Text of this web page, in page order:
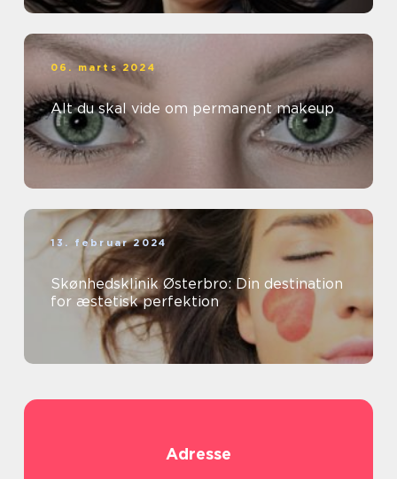
06. marts 2024
Alt du skal vide om permanent makeup
13. februar 2024
Skønhedsklinik Østerbro: Din destination
for æstetisk perfektion
Adresse